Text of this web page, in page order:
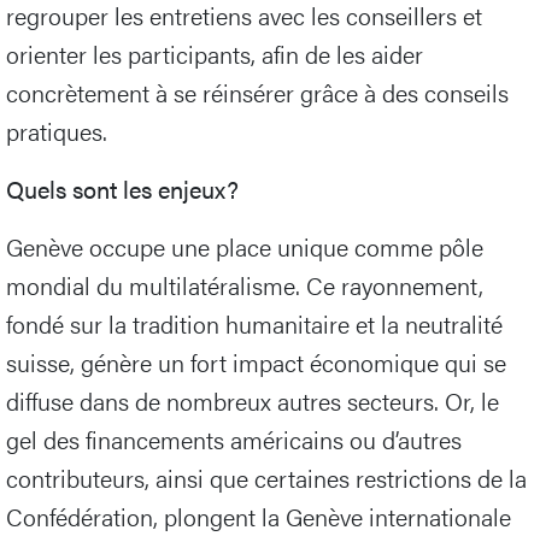
regrouper les entretiens avec les conseillers et
orienter les participants, afin de les aider
concrètement à se réinsérer grâce à des conseils
pratiques.
Quels sont les enjeux?
Genève occupe une place unique comme pôle
mondial du multilatéralisme. Ce rayonnement,
fondé sur la tradition humanitaire et la neutralité
suisse, génère un fort impact économique qui se
diffuse dans de nombreux autres secteurs. Or, le
gel des financements américains ou d’autres
contributeurs, ainsi que certaines restrictions de la
Confédération, plongent la Genève internationale